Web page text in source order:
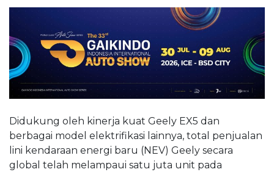
Didukung oleh kinerja kuat Geely EX5 dan
berbagai model elektrifikasi lainnya, total penjualan
lini kendaraan energi baru (NEV) Geely secara
global telah melampaui satu juta unit pada